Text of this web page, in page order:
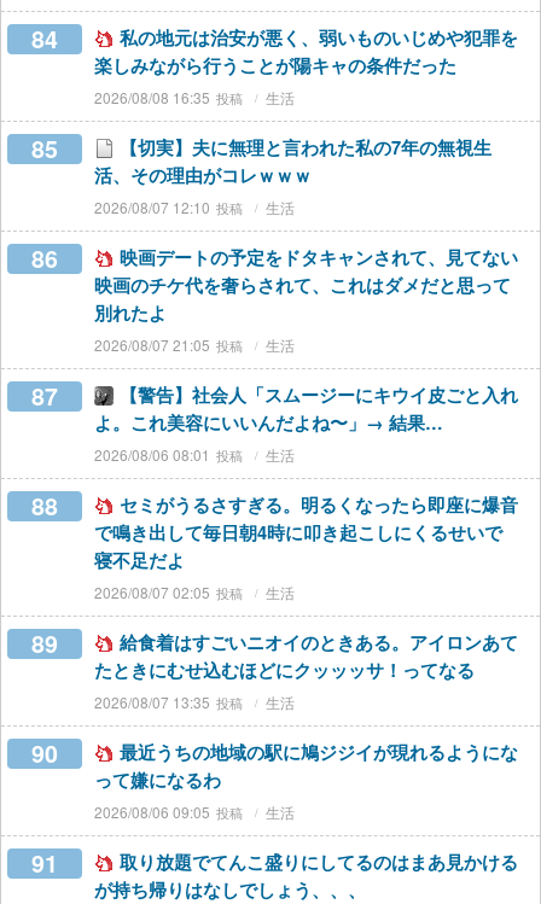
84
私の地元は治安が悪く、弱いものいじめや犯罪を
楽しみながら行うことが陽キャの条件だった
2026/08/08 16:35 生活
85
【切実】夫に無理と言われた私の7年の無視生
活、その理由がコレｗｗｗ
2026/08/07 12:10 生活
86
映画デートの予定をドタキャンされて、見てない
映画のチケ代を奢らされて、これはダメだと思って
別れたよ
2026/08/07 21:05 生活
87
【警告】社会人「スムージーにキウイ皮ごと入れ
よ。これ美容にいいんだよね〜」→ 結果…
2026/08/06 08:01 生活
88
セミがうるさすぎる。明るくなったら即座に爆音
で鳴き出して毎日朝4時に叩き起こしにくるせいで
寝不足だよ
2026/08/07 02:05 生活
89
給食着はすごいニオイのときある。アイロンあて
たときにむせ込むほどにクッッッサ！ってなる
2026/08/07 13:35 生活
90
最近うちの地域の駅に鳩ジジイが現れるようにな
って嫌になるわ
2026/08/06 09:05 生活
91
取り放題でてんこ盛りにしてるのはまあ見かける
が持ち帰りはなしでしょう、、、